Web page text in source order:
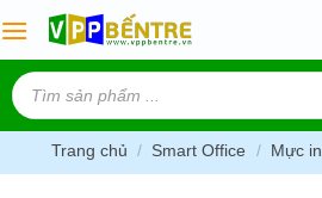
to
content
Tìm
kiếm
sản
phẩm
Trang chủ / Smart Office / Mực in